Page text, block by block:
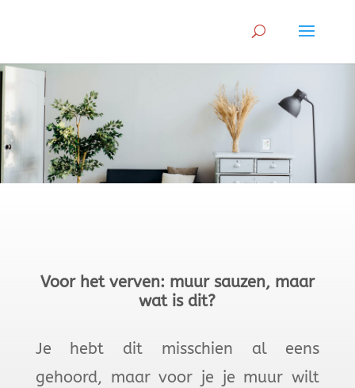
Voor het verven: muur sauzen, maar
wat is dit?
Je hebt dit misschien al eens
gehoord, maar voor je je muur wilt